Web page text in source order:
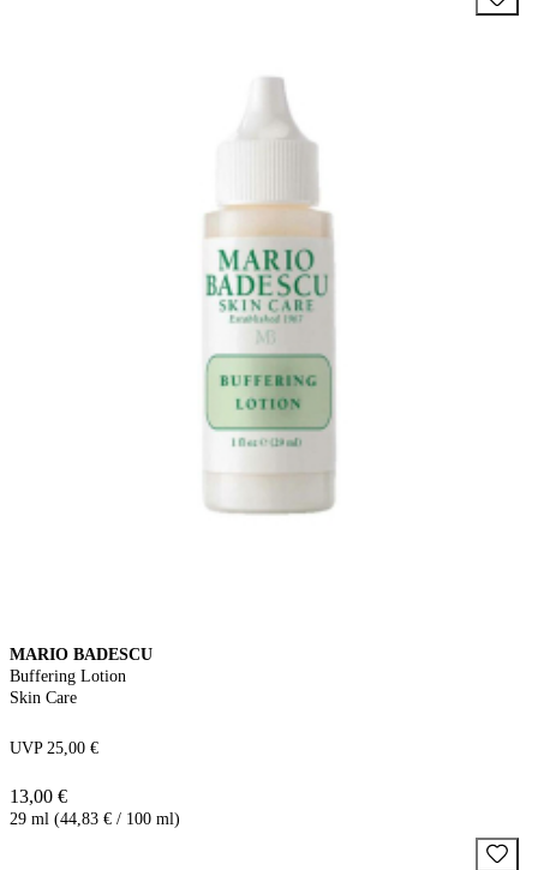
MARIO BADESCU
Buffering Lotion
Skin Care
UVP 25,00 €
13,00 €
29 ml (44,83 € / 100 ml)